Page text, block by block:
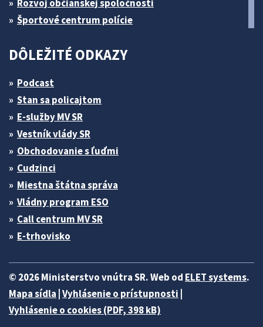
Rozvoj občianskej spoločnosti
Športové centrum polície
DÔLEŽITÉ ODKAZY
Podcast
Stan sa policajtom
E-služby MV SR
Vestník vlády SR
Obchodovanie s ľuďmi
Cudzinci
Miestna štátna správa
Vládny program ESO
Call centrum MV SR
E-trhovisko
© 2026 Ministerstvo vnútra SR. Web od ELET systems.
Mapa sídla Vyhlásenie o prístupnosti
Vyhlásenie o cookies (PDF, 398 kB)